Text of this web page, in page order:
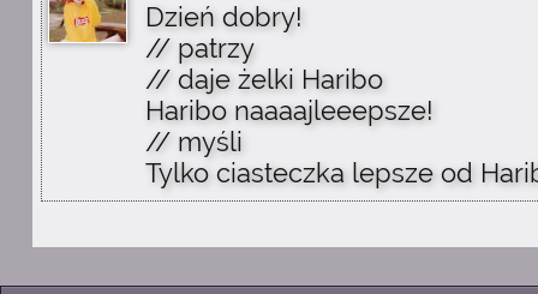
Dzień dobry!
// patrzy
// daje żelki Haribo
Haribo naaaajleeepsze!
// myśli
Tylko ciasteczka lepsze od